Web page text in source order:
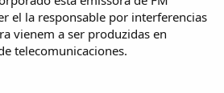
que pone OFF, ponlo en esa
el la responsable por interferencias
vienem a ser produzidas en
telecomunicaciones.